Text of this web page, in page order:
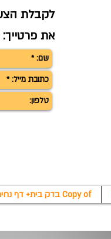
לקבלת
את פרטייך:
Copy of בדק בית+ דף נחיתה